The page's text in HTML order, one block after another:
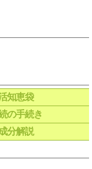
知恵袋
の手続き
分解説